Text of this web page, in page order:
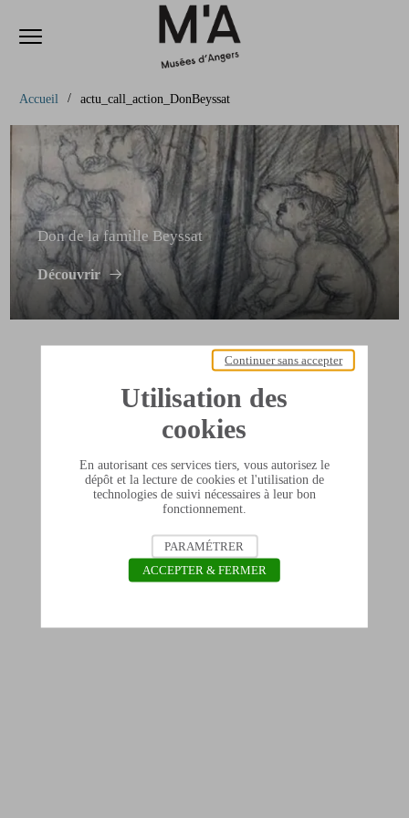
Accèder directement au contenu
Accèder directement au contenu
Ouvrir le menu
Accueil actu_call_action_DonBeyssat
Don de la famille Beyssat
Découvrir
Utilisation des
cookies
En autorisant ces services tiers, vous autorisez le
dépôt et la lecture de cookies et l'utilisation de
technologies de suivi nécessaires à leur bon
fonctionnement.
Continuer sans accepter
PARAMÉTRER
ACCEPTER & FERMER